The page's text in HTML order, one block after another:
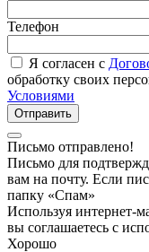
Телефон
Я согласен с
обработку своих
Условиями
Отправить
Письмо отправлено!
Письмо для
вам на почту. Если
папку «Спам»
Используя интернет-
вы соглашаетесь с
Хорошо